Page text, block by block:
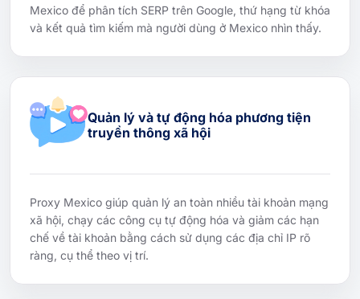
Mexico để phân tích SERP trên Google, thứ hạng từ khóa
và kết quả tìm kiếm mà người dùng ở Mexico nhìn thấy.
Quản lý và tự động hóa phương tiện
truyền thông xã hội
Proxy Mexico giúp quản lý an toàn nhiều tài khoản mạng
xã hội, chạy các công cụ tự động hóa và giảm các hạn
chế về tài khoản bằng cách sử dụng các địa chỉ IP rõ
ràng, cụ thể theo vị trí.